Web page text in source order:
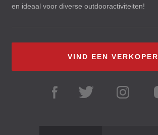
en ideaal voor diverse outdooractiviteiten!
VIND EEN VERKOPER